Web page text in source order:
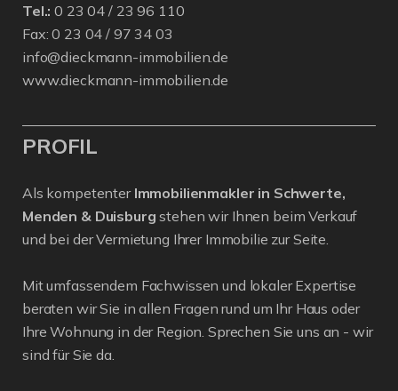
Tel.: 0 23 04 / 23 96 110
Fax: 0 23 04 / 97 34 03
info@dieckmann-immobilien.de
www.dieckmann-immobilien.de
PROFIL
Als kompetenter Immobilienmakler in Schwerte,
Menden & Duisburg stehen wir Ihnen beim Verkauf
und bei der Vermietung Ihrer Immobilie zur Seite.
Mit umfassendem Fachwissen und lokaler Expertise
beraten wir Sie in allen Fragen rund um Ihr Haus oder
Ihre Wohnung in der Region. Sprechen Sie uns an - wir
sind für Sie da.